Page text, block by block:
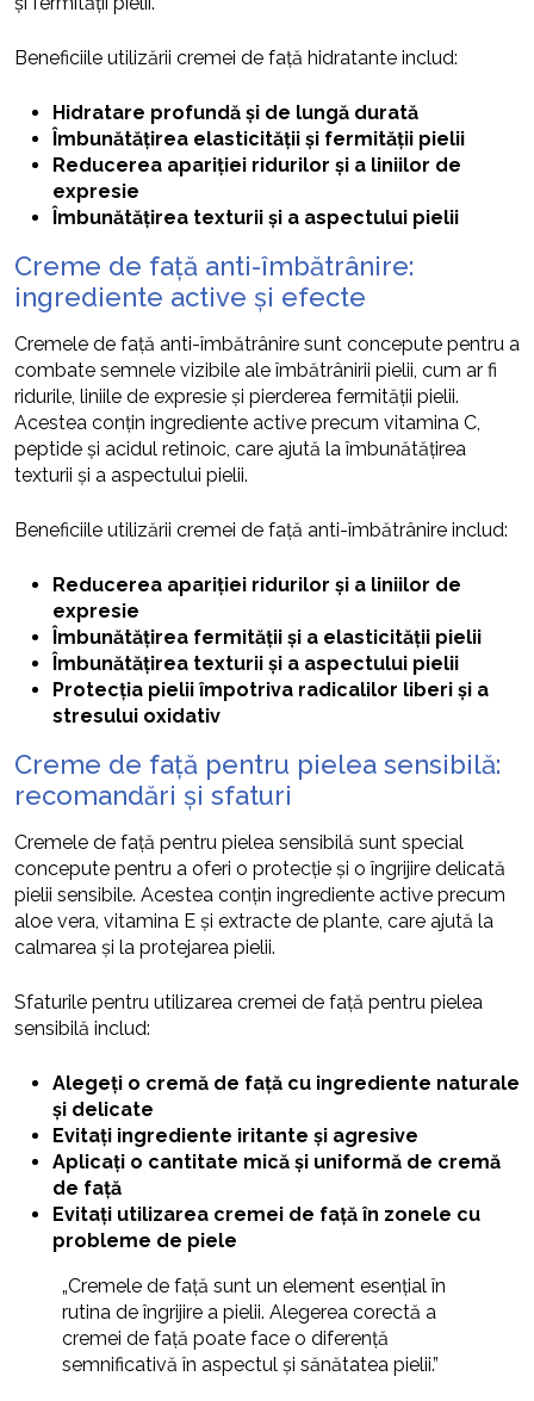
Beneficiile utilizării cremei de față hidratante includ:
Hidratare profundă și de lungă durată
Îmbunătățirea elasticității și fermității pielii
Reducerea apariției ridurilor și a liniilor de
expresie
Îmbunătățirea texturii și a aspectului pielii
Creme de față anti-îmbătrânire:
ingrediente active și efecte
Cremele de față anti-îmbătrânire sunt concepute pentru a
combate semnele vizibile ale îmbătrânirii pielii, cum ar fi
ridurile, liniile de expresie și pierderea fermității pielii.
Acestea conțin ingrediente active precum vitamina C,
peptide și acidul retinoic, care ajută la îmbunătățirea
texturii și a aspectului pielii.
Beneficiile utilizării cremei de față anti-îmbătrânire includ:
Reducerea apariției ridurilor și a liniilor de
expresie
Îmbunătățirea fermității și a elasticității pielii
Îmbunătățirea texturii și a aspectului pielii
Protecția pielii împotriva radicalilor liberi și a
stresului oxidativ
Creme de față pentru pielea sensibilă:
recomandări și sfaturi
Cremele de față pentru pielea sensibilă sunt special
concepute pentru a oferi o protecție și o îngrijire delicată
pielii sensibile. Acestea conțin ingrediente active precum
aloe vera, vitamina E și extracte de plante, care ajută la
calmarea și la protejarea pielii.
Sfaturile pentru utilizarea cremei de față pentru pielea
sensibilă includ:
Alegeți o cremă de față cu ingrediente naturale
și delicate
Evitați ingrediente iritante și agresive
Aplicați o cantitate mică și uniformă de cremă
de față
Evitați utilizarea cremei de față în zonele cu
probleme de piele
„Cremele de față sunt un element esențial în
rutina de îngrijire a pielii. Alegerea corectă a
cremei de față poate face o diferență
semnificativă în aspectul și sănătatea pielii.”